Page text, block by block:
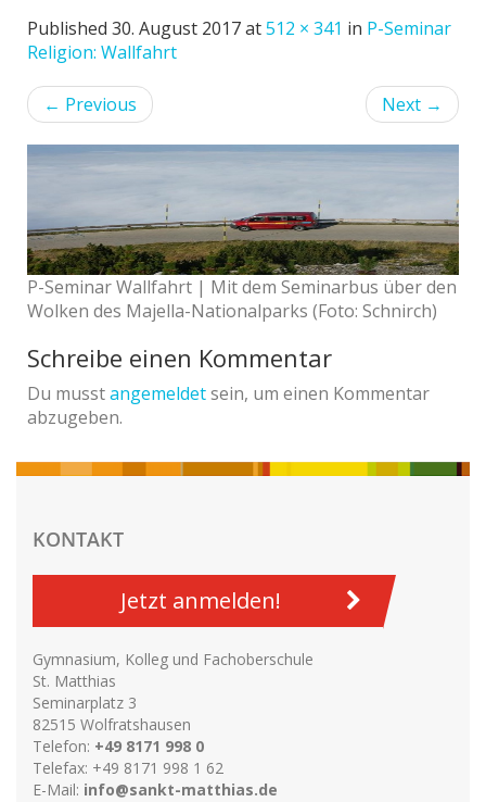
Published 30. August 2017at512 × 341 in P-Seminar
Religion: Wallfahrt
← Previous Next →
P-Seminar Wallfahrt | Mit dem Seminarbus über den
Wolken des Majella-Nationalparks (Foto: Schnirch)
Schreibe einen Kommentar
Du musstangemeldetsein, um einen Kommentar
abzugeben.
KONTAKT
Jetzt anmelden!
Gymnasium, Kolleg und Fachoberschule
St. Matthias
Seminarplatz 3
82515 Wolfratshausen
Telefon: +49 8171 998 0
Telefax: +49 8171 998 1 62
E-Mail: info@sankt-matthias.de